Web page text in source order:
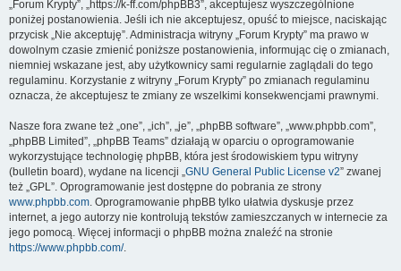
„Forum Krypty”, „https://k-ff.com/phpBB3”, akceptujesz wyszczególnione
poniżej postanowienia. Jeśli ich nie akceptujesz, opuść to miejsce, naciskając
przycisk „Nie akceptuję”. Administracja witryny „Forum Krypty” ma prawo w
dowolnym czasie zmienić poniższe postanowienia, informując cię o zmianach,
niemniej wskazane jest, aby użytkownicy sami regularnie zaglądali do tego
regulaminu. Korzystanie z witryny „Forum Krypty” po zmianach regulaminu
oznacza, że akceptujesz te zmiany ze wszelkimi konsekwencjami prawnymi.
Nasze fora zwane też „one”, „ich”, „je”, „phpBB software”, „www.phpbb.com”,
„phpBB Limited”, „phpBB Teams” działają w oparciu o oprogramowanie
wykorzystujące technologię phpBB, która jest środowiskiem typu witryny
(bulletin board), wydane na licencji „GNU General Public License v2” zwanej
też „GPL”. Oprogramowanie jest dostępne do pobrania ze strony
www.phpbb.com. Oprogramowanie phpBB tylko ułatwia dyskusje przez
internet, a jego autorzy nie kontrolują tekstów zamieszczanych w internecie za
jego pomocą. Więcej informacji o phpBB można znaleźć na stronie
https://www.phpbb.com/.